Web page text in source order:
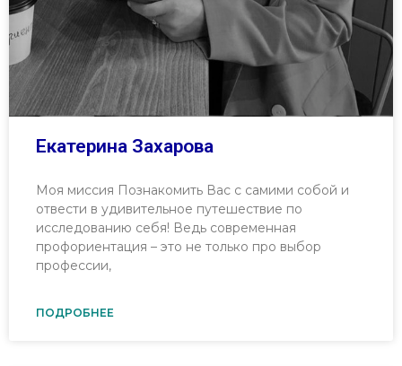
Екатерина Захарова
Моя миссия Познакомить Вас с самими собой и
отвести в удивительное путешествие по
исследованию себя! Ведь современная
профориентация – это не только про выбор
профессии,
ПОДРОБНЕЕ